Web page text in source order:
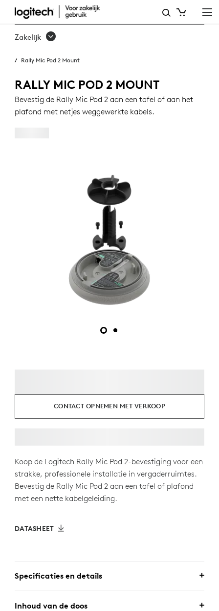
RALLY
MIC
MOUNT
Zakelijk
Rally Mic Pod 2 Mount
RALLY MIC POD 2 MOUNT
Bevestig de Rally Mic Pod 2 aan een tafel of aan het
plafond met netjes weggewerkte kabels.
CONTACT OPNEMEN MET VERKOOP
Koop de Logitech Rally Mic Pod 2-bevestiging voor een
strakke, professionele installatie in vergaderruimtes.
Bevestig de Rally Mic Pod 2 aan een tafel of plafond
met een nette kabelgeleiding.
DATASHEET
Specificaties en details
Inhoud van de doos